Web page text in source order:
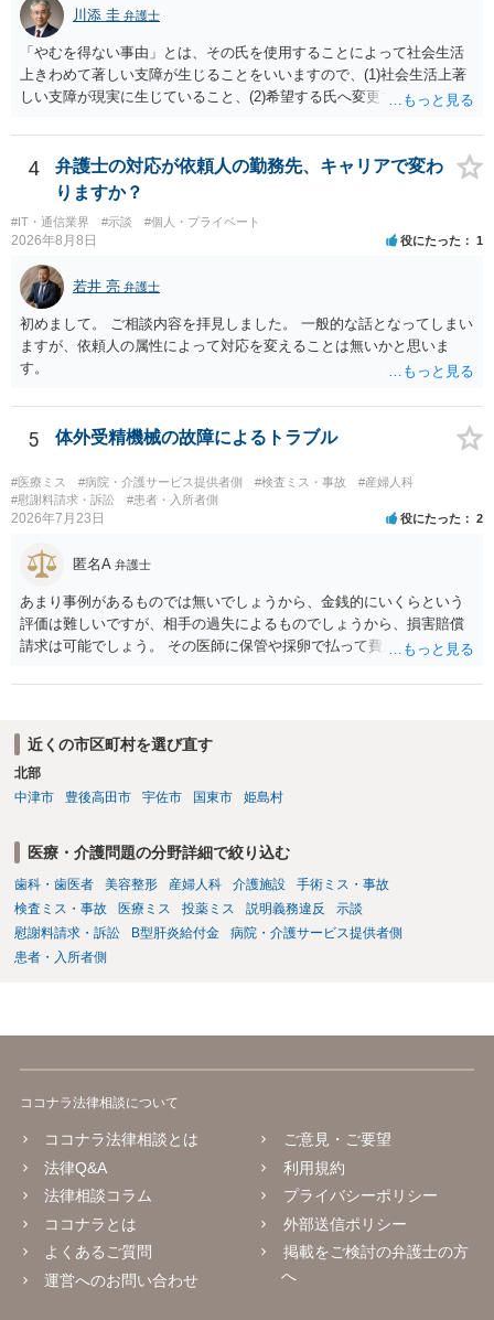
挙上について 施術内容に「鼻孔緑挙上」が含まれる合意がある事実
と、それを相手方が勝手に取りやめた事実を立証できれば、債務不履
行責任を追及できる可能性があります。 また術中の変更可能性に関す
る事前の説明がなされていないのであれば、説明義務違反にあたり、
これについても損害賠償請求できる可能性があります。 詳しくは、術
緑挙上が含まれる合意がある事実を推認させる事実になると思われま
す。 ④当初の手術費用の返金や、他院での修正手術費用についても補
失又は債務不履行（他に過失又は債務不履行がある場合はそれも含
費用）との間に相当因果関係が認められる場合は、補償を求めること
は可能です。 以上です。 何かあればご連絡ください。
川添 圭 弁護士
「やむを得ない事由」とは、その氏を使用することによって社会生活
上きわめて著しい支障が生じることをいいますので、(1)社会生活上著
しい支障が現実に生じていること、(2)希望する氏へ変更できればその
できるかどうかがポイントです。 記録中に現れた一切の事情が判断対
象ですので、上記(1)と(2)を説明できる資料は全て（ただし理路整然
に）提出することが必要になります。「フラッシュバック」とのこと
なので、例えば、医学上確立されているPTSDの診断基準に合致した説
明とそれに沿う資料の提出が必要になってくるように思います。 精神
的・心理的な理由の氏変更は様々な意味でハードルがかなり高く、弁
護士へ依頼しても苦労することが強く予想されるところです。、もし
本人申立てをお考えであれば、医学知識はもちろん法律知識も要求さ
れますので、性急な申立てをせず、知識と資料をしっかりと揃えて、
万全の体制で申立てに臨んだ方がよいと思われます。
4
弁護士の対応が依頼人の勤務先、キャリアで変わ
りますか？
#IT・通信業界 #示談 #個人・プライベート
2026年8月8日 役にたった 1
若井 亮 弁護士
初めまして。 ご相談内容を拝見しました。 一般的な話となってしまい
ますが、依頼人の属性によって対応を変えることは無いかと思いま
す。
5 体外受精機械の故障によるトラブル
#医療ミス #病院・介護サービス提供者側 #検査ミス・事故
#産婦人科
#慰謝料請求・訴訟
#患者・入所者側
2026年7月23日 役にたった 2
匿名A 弁護士
あまり事例があるものでは無いでしょうから、金銭的にいくらという
評価は難しいですが、相手の過失によるものでしょうから、損害賠償
請求は可能でしょう。 その医師に保管や採卵で払って費用の返金＋α
思います。
近くの市区町村を選び直す
北部
中津市
豊後高田市 宇佐市 国東市 姫島村
医療・介護問題の分野詳細で絞り込む
歯科・歯医者 美容整形 産婦人科 介護施設
手術ミス・事故
検査ミス・事故
医療ミス 投薬ミス 説明義務違反
示談
慰謝料請求・訴訟
B型肝炎給付金
病院・介護サービス提供者側
患者・入所者側
ココナラ法律相談について
ココナラ法律相談とは
法律Q&A
法律相談コラム
ココナラとは
よくあるご質問
運営へのお問い合わせ
ご意見・ご要望
利用規約
プライバシーポリシー
外部送信ポリシー
掲載をご検討の弁護士の方
へ